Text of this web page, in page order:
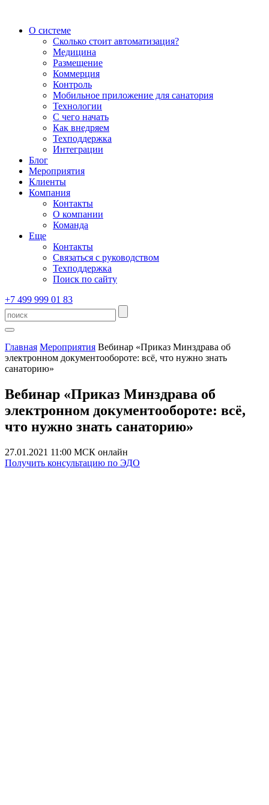
О системе
Сколько стоит автоматизация?
Медицина
Размещение
Коммерция
Контроль
Мобильное приложение для санатория
Технологии
С чего начать
Как внедряем
Техподдержка
Интеграции
Блог
Мероприятия
Клиенты
Компания
Контакты
О компании
Команда
Еще
Контакты
Связаться с руководством
Техподдержка
Поиск по сайту
+7 499 999 01 83
Главная Мероприятия Вебинар «Приказ Минздрава об
электронном документообороте: всё, что нужно знать
санаторию»
Вебинар «Приказ Минздрава об
электронном документообороте: всё,
что нужно знать санаторию»
27.01.2021 11:00 МСК онлайн
Получить консультацию по ЭДО